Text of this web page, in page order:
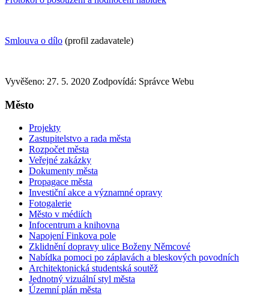
Smlouva o dílo (profil zadavatele)
Vyvěšeno: 27. 5. 2020 Zodpovídá: Správce Webu
Město
Projekty
Zastupitelstvo a rada města
Rozpočet města
Veřejné zakázky
Dokumenty města
Propagace města
Investiční akce a významné opravy
Fotogalerie
Město v médiích
Infocentrum a knihovna
Napojení Finkova pole
Zklidnění dopravy ulice Boženy Němcové
Nabídka pomoci po záplavách a bleskových povodních
Architektonická studentská soutěž
Jednotný vizuální styl města
Územní plán města